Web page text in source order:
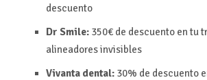
descuento
Dr Smile:350€ de descuento en tu
alineadores invisibles
Vivanta dental: 30% de descuento